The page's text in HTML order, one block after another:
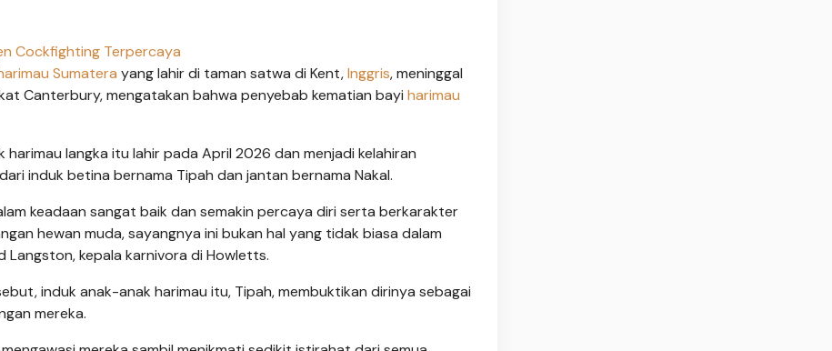
Cockfighting Terpercaya
Sumatera yang lahir di taman satwa di Kent,Inggris, meninggal
Canterbury, mengatakan bahwa penyebab kematian bayi harimau
langka itu lahir pada April 2026 dan menjadi kelahiran
induk betina bernama Tipah dan jantan bernama Nakal.
keadaan sangat baik dan semakin percaya diri serta berkarakter
hewan muda, sayangnya ini bukan hal yang tidak biasa dalam
Langston, kepala karnivora di Howletts.
induk anak-anak harimau itu, Tipah, membuktikan dirinya sebagai
mereka.